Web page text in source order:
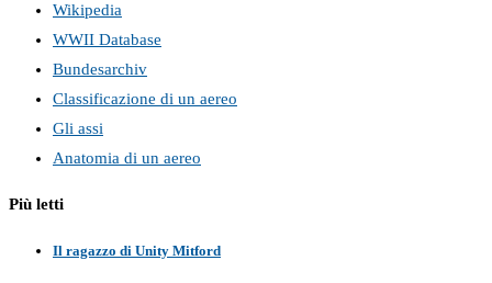
Wikipedia
WWII Database
Bundesarchiv
Classificazione di un aereo
Gli assi
Anatomia di un aereo
Più letti
Il ragazzo di Unity Mitford